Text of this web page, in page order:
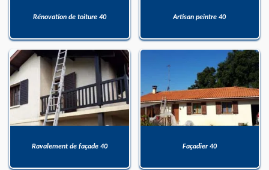
Rénovation de toiture 40 Artisan peintre 40
Ravalement de façade 40 Façadier 40